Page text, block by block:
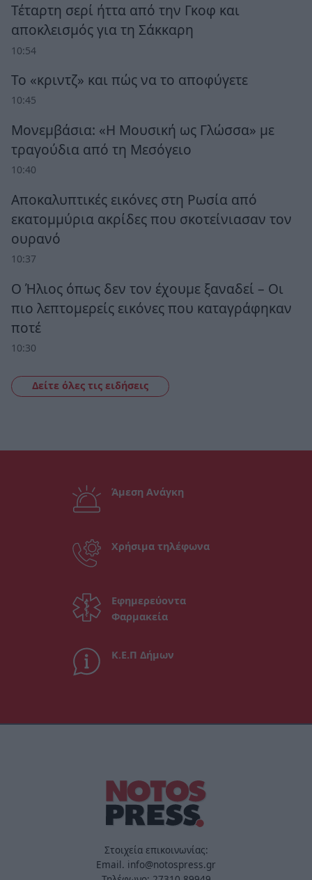
Τέταρτη σερί ήττα από την Γκοφ και
αποκλεισμός για τη Σάκκαρη
10:54
Το «κριντζ» και πώς να το αποφύγετε
10:45
Μονεμβάσια: «Η Μουσική ως Γλώσσα» με
τραγούδια από τη Μεσόγειο
10:40
Αποκαλυπτικές εικόνες στη Ρωσία από
εκατομμύρια ακρίδες που σκοτείνιασαν τον
ουρανό
10:37
Ο Ήλιος όπως δεν τον έχουμε ξαναδεί – Οι
πιο λεπτομερείς εικόνες που καταγράφηκαν
ποτέ
10:30
Δείτε όλες τις ειδήσεις
Άμεση Ανάγκη
Χρήσιμα τηλέφωνα
Εφημερεύοντα
Φαρμακεία
Κ.Ε.Π Δήμων
Στοιχεία επικοινωνίας:
Email. info@notospress.gr